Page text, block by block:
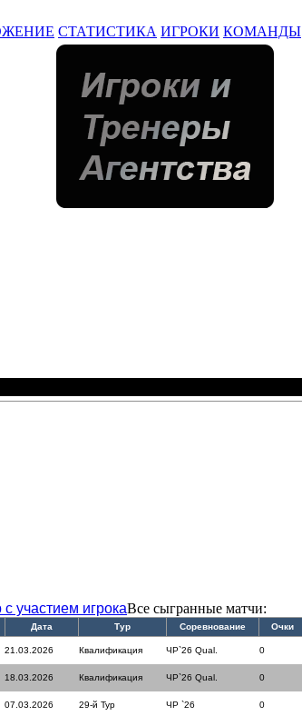
СТАТИСТИКА ИГРОКИ КОМАНДЫ
участием игрокаВсе сыгранные матчи:
Дата Тур Соревнование Очки
21.03.2026 Квалификация ЧР`26 Qual. 0
18.03.2026 Квалификация ЧР`26 Qual. 0
07.03.2026 29-й Тур ЧР `26 0